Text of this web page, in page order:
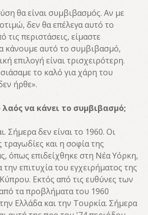
θα είναι συμβιβασμός. Αν με
δεν θα επέλεγα αυτό το
περιστάσεις, είμαστε
κάνουμε αυτό το συμβιβασμό,
επιλογή είναι τρισχειρότερη.
το καλό για χάρη του
ήρθε».
λαός να κάνει το συμβιβασμό;
Σήμερα δεν είναι το 1960. Οι
τραγωδίες και η σοφία της
όπως επιδείχθηκε στη Νέα Υόρκη,
την επιτυχία του εγχειρήματος της
Εκτός από τις ευθύνες των
τα προβλήματα του 1960
Ελλάδα και την Τουρκία. Σήμερα